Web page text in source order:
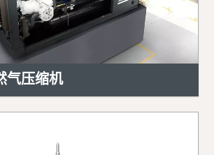
气压缩机